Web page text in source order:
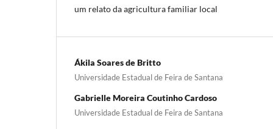
um relato da agricultura familiar local
Ákila Soares de Britto
Universidade Estadual de Feira de Santana
Gabrielle Moreira Coutinho Cardoso
Universidade Estadual de Feira de Santana